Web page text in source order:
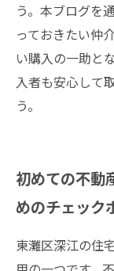
う。本ブログを
っておきたい仲
い購入の一助と
入者も安心して
う。
初めての不動
めのチェック
東灘区深江の住